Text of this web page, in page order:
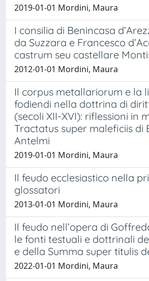
2019-01-01 Mordini, Maura
I consilia di Benincasa
da Suzzara e Francesco
castrum seu castellare
2012-01-01 Mordini, Maura
Il corpus metallariorum e la
fodiendi nella dottrina di
(secoli XII-XVI): riflessioni in
Tractatus super maleficiis di
Antelmi
2019-01-01 Mordini, Maura
Il feudo ecclesiastico nella
glossatori
2013-01-01 Mordini, Maura
Il feudo nell’opera di
le fonti testuali e dottrinali
e della Summa super titulis
2022-01-01 Mordini, Maura